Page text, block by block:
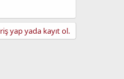
yap yada kayıt ol.